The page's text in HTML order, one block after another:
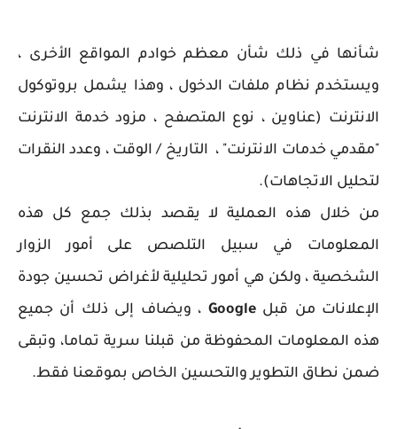
شأنها في ذلك شأن معظم خوادم المواقع الأخرى ،
ويستخدم نظام ملفات الدخول ، وهذا يشمل بروتوكول
الانترنت (عناوين ، نوع المتصفح ، مزود خدمة الانترنت
"مقدمي خدمات الانترنت" ، التاريخ / الوقت ، وعدد النقرات
لتحليل الاتجاهات).
من خلال هذه العملية لا يقصد بذلك جمع كل هذه
المعلومات في سبيل التلصص على أمور الزوار
الشخصية ، ولكن هي أمور تحليلية لأغراض تحسين جودة
الإعلانات من قبلGoogle ، ويضاف إلى ذلك أن جميع
هذه المعلومات المحفوظة من قبلنا سرية تماما، وتبقى
ضمن نطاق التطوير والتحسين الخاص بموقعنا فقط.